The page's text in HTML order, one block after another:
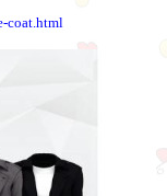
coat.html